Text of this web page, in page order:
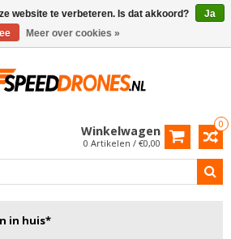
0
Winkelwagen
0 Artikelen / €0,00
in huis*
website te verbeteren. Is dat akkoord?
Ja
Meer over cookies »